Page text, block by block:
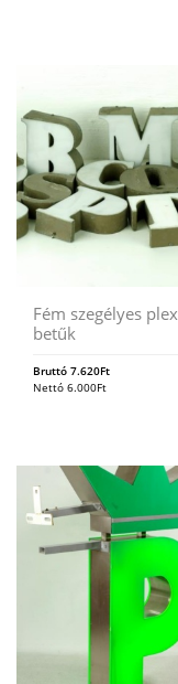
Fém szegélyes
betűk
Bruttó 7.620Ft
Nettó 6.000Ft